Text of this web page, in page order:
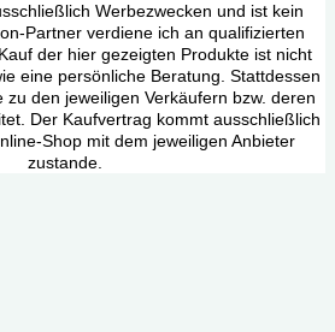
Werbezwecken und ist kein
Partner verdiene ich an qualifizierten
der hier gezeigten Produkte ist nicht
eine persönliche Beratung. Stattdessen
den jeweiligen Verkäufern bzw. deren
Der Kaufvertrag kommt ausschließlich
Shop mit dem jeweiligen Anbieter
zustande.